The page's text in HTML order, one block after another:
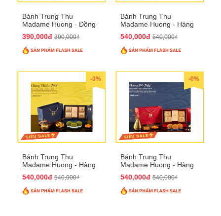
Bánh Trung Thu
Madame Huong - Đồng
390,000đ 390,000₫
Bánh Trung Thu
Madame Huong - Hàng
540,000đ 540,000₫
-0%
Bánh Trung Thu
Madame Huong - Hàng
540,000đ 540,000₫
-0%
Bánh Trung Thu
Madame Huong - Hàng
540,000đ 540,000₫